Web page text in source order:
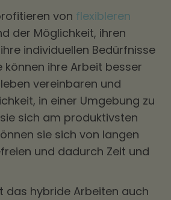
von flexibleren
der Möglichkeit, ihren
individuellen Bedürfnisse
können ihre Arbeit besser
vereinbaren und
in einer Umgebung zu
sich am produktivsten
sie sich von langen
und dadurch Zeit und
das hybride Arbeiten auch